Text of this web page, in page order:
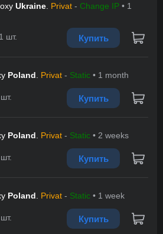
Ukraine Privat - Change IP • 1
шт. Купить
Poland Privat - Static • 1 month
Купить
Poland Privat - Static • 2 weeks
Купить
Poland Privat - Static • 1 week
Купить
(шт)